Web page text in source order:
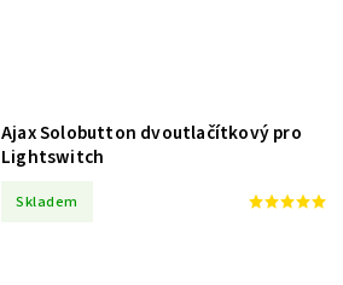
Ajax Solobutton dvoutlačítkový pro
Lightswitch
Skladem